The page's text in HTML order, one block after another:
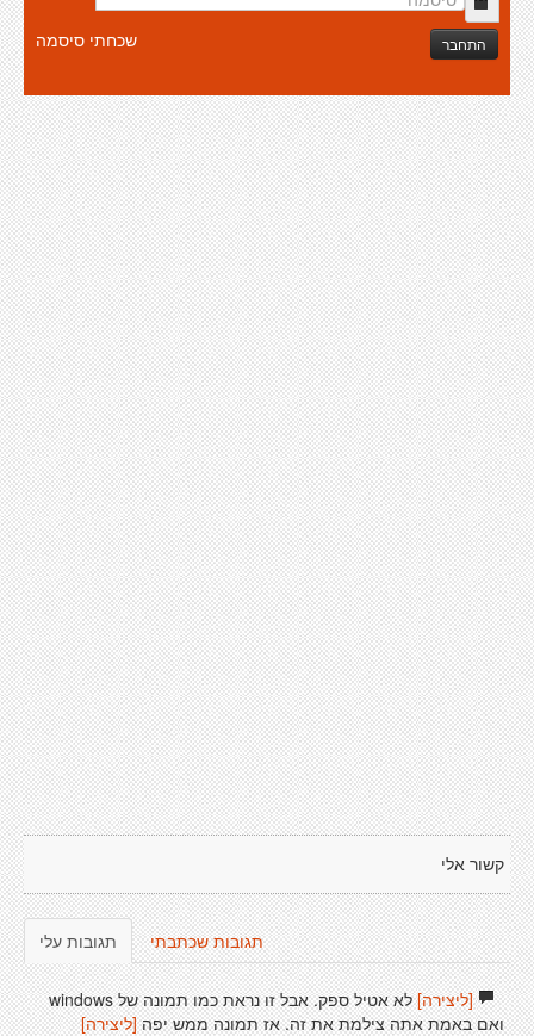
התחבר שכחתי סיסמה
קשור אלי
תגובות עלי תגובות שכתבתי
[ליצירה]
לא אטיל ספק. אבל זו נראת כמו תמונה של windows
ואם באמת אתה צילמת את זה. אז תמונה ממש יפה [ליצירה]